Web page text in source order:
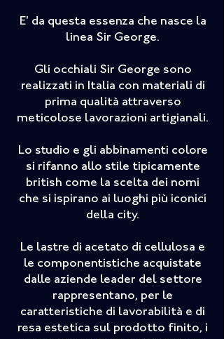
E' da questa essenza che nasce la
linea Sir George.
Gli occhiali Sir George sono
realizzati in Italia con materiali di
prima qualità attraverso
meticolose lavorazioni artigianali.
Lo studio e gli abbinamenti colore
si rifanno allo stile tipicamente
british come la scelta dei nomi
che si ispirano ai luoghi più iconici
della city.
Le lastre di acetato di cellulosa e
le componentistiche acquistate
dalle aziende leader del settore
rappresentano, per le
caratteristiche di lavorabilità e di
resa estetica sul prodotto finito, i